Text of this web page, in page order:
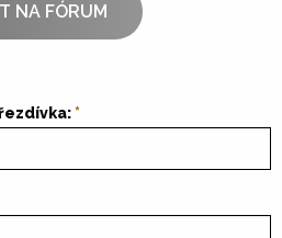
NA FÓRUM